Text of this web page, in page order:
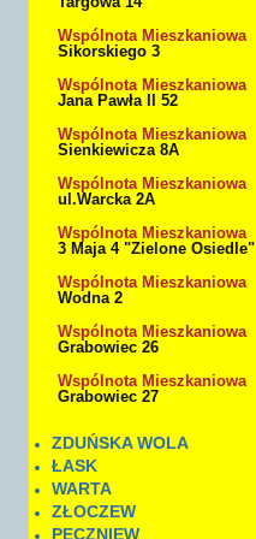
Wspólnota Mieszkaniowa
Sikorskiego 3
Wspólnota Mieszkaniowa
Jana Pawła II 52
Wspólnota Mieszkaniowa
Sienkiewicza 8A
Wspólnota Mieszkaniowa
ul.Warcka 2A
Wspólnota Mieszkaniowa
3 Maja 4 "Zielone Osiedle"
Wspólnota Mieszkaniowa
Wodna 2
Wspólnota Mieszkaniowa
Grabowiec 26
Wspólnota Mieszkaniowa
Grabowiec 27
ZDUŃSKA WOLA
ŁASK
WARTA
ZŁOCZEW
PĘCZNIEW